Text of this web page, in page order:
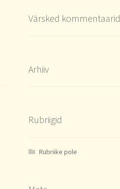
Värsked kommentaarid
Arhiiv
Rubriigid
Rubriike pole